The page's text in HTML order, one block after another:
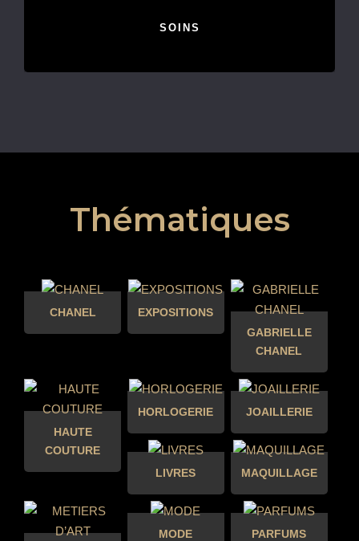
SOINS
Thématiques
CHANEL
EXPOSITIONS
GABRIELLE
CHANEL
HAUTE
COUTURE
HORLOGERIE JOAILLERIE
LIVRES MAQUILLAGE
MODE PARFUMS